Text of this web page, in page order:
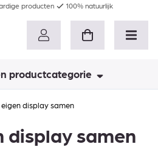
producten 100% natuurlijk
productcategorie
display samen
display samen